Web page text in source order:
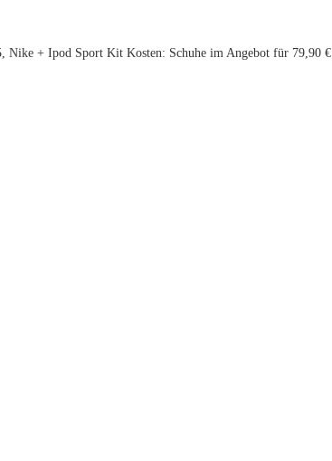
Nike + Ipod Sport Kit Kosten: Schuhe im Angebot für 79,90 €